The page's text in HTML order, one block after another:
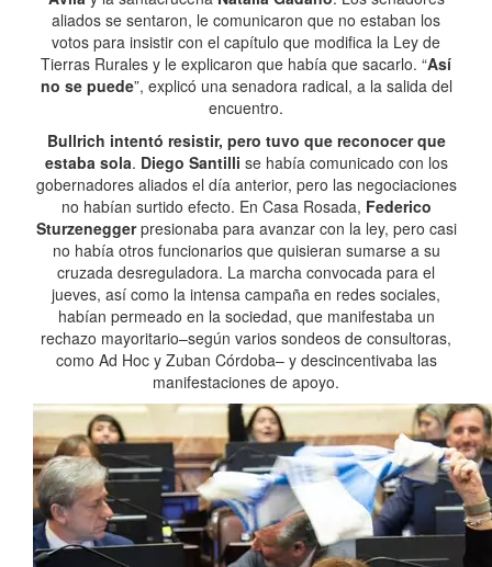
aliados se sentaron, le comunicaron que no estaban los
votos para insistir con el capítulo que modifica la Ley de
Tierras Rurales y le explicaron que había que sacarlo. “Así
no se puede”, explicó una senadora radical, a la salida del
encuentro.
Bullrich intentó resistir, pero tuvo que reconocer que
estaba sola. Diego Santilli se había comunicado con los
gobernadores aliados el día anterior, pero las negociaciones
no habían surtido efecto. En Casa Rosada, Federico
Sturzeneggerpresionaba para avanzar con la ley, pero casi
no había otros funcionarios que quisieran sumarse a su
cruzada desreguladora. La marcha convocada para el
jueves, así como la intensa campaña en redes sociales,
habían permeado en la sociedad, que manifestaba un
rechazo mayoritario–según varios sondeos de consultoras,
como Ad Hoc y Zuban Córdoba– y descincentivaba las
manifestaciones de apoyo.